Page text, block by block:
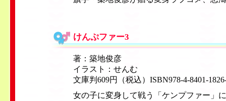
けんぷファー3
著：築地俊彦
イラスト：せんむ
文庫判609円（税込）ISBN978-4-8401-
女の子に変身して戦う「ケンプファー」